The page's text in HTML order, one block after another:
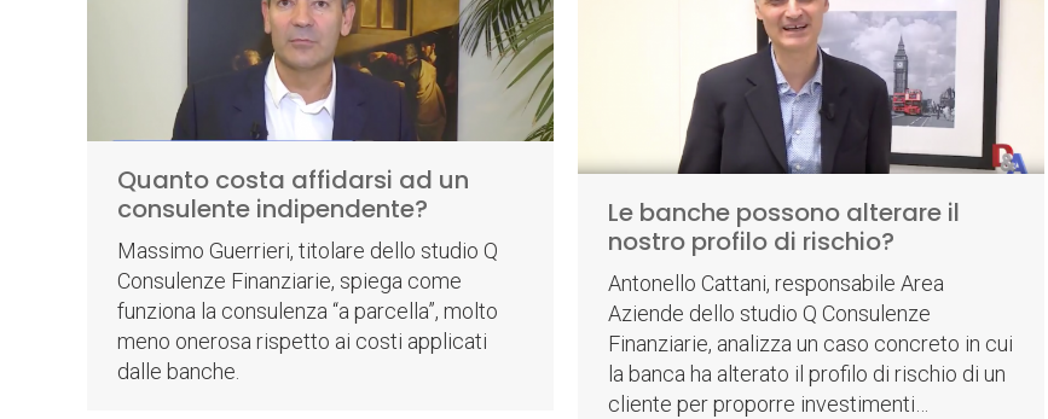
Quanto costa affidarsi ad un
consulente indipendente?
Massimo Guerrieri, titolare dello studio Q
Consulenze Finanziarie, spiega come
funziona la consulenza “a parcella”, molto
meno onerosa rispetto ai costi applicati
dalle banche.
Le banche possono alterare il
nostro profilo di rischio?
Antonello Cattani, responsabile Area
Aziende dello studio Q Consulenze
Finanziarie, analizza un caso concreto in cui
la banca ha alterato il profilo di rischio di un
cliente per proporre investimenti…